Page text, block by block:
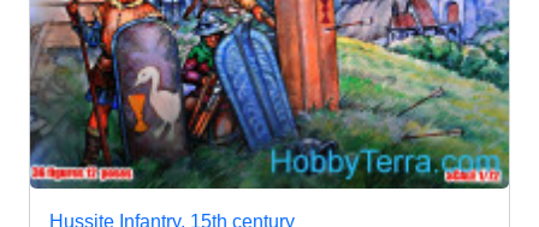
Hussite Infantry, 15th century